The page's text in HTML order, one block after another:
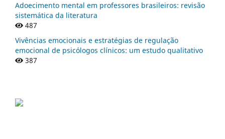
Adoecimento mental em professores brasileiros: revisão
sistemática da literatura
487
Vivências emocionais e estratégias de regulação
emocional de psicólogos clínicos: um estudo qualitativo
387